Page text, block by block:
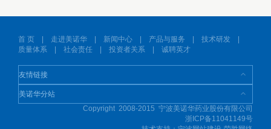
首 页 走进美诺华 新闻中心 产品与服务 技术研发
质量体系
社会责任 投资者关系 诚聘英才
Copyright 2008-2015 宁波美诺华药业股份有限公司
浙ICP备11041149号